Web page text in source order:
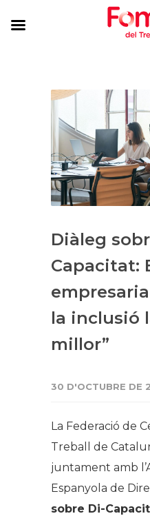
Diàleg
Capacitat:
la inclusió
millor”
30 D'OCTUBRE DE
La Federació de
Treball de
juntament amb
Espanyola de
sobre Di-